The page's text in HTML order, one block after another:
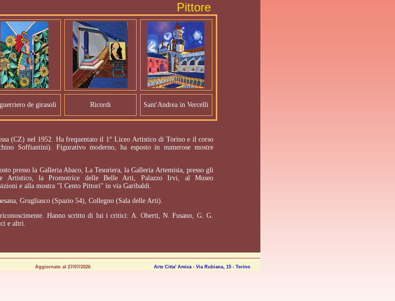
Pittore
de girasoli Ricordi Sant'Andrea in Vercelli
(CZ) nel 1952. Ha frequentato il 1° Liceo Artistico di Torino e il corso
Soffiantini). Figurativo moderno, ha esposto in numerose mostre
presso la Galleria Abaco, La Tesoriera, la Galleria Artemisia, presso gli
Artistico, la Promotrice delle Belle Arti, Palazzo Irvi, al Museo
e alla mostra "I Cento Pittori" in via Garibaldi.
Grugliasco (Spazio 54), Collegno (Sala delle Arti).
Hanno scritto di lui i critici: A. Oberti, N. Fusano, G. G.
e altri.
Aggiornato al 27/07/2026 Arte Citta' Amica - Via Rubiana, 15 - Torino